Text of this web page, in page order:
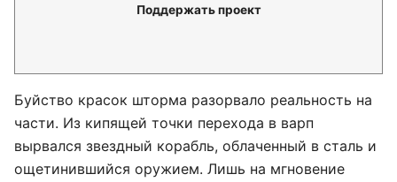
Поддержать проект
Буйство красок шторма разорвало реальность на
части. Из кипящей точки перехода в варп
вырвался звездный корабль, облаченный в сталь и
ощетинившийся оружием. Лишь на мгновение